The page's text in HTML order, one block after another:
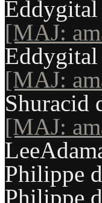
Eddygital
[MAJ:
Eddygital
[MAJ:
Shuracid
[MAJ:
Philippe
Philippe